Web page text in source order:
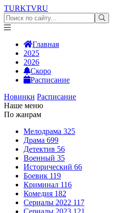
TURKTVRU
Главная
2025
2026
Скоро
Расписание
Новинки Расписание
Наше меню
По жанрам
Мелодрама 325
Драма 699
Детектив 56
Военный 35
Исторический 66
Боевик 119
Криминал 116
Комедия 182
Сериалы 2022 117
Сериалы 2023 121